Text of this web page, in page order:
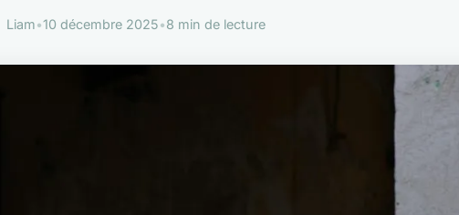
Liam•10 décembre 2025•8 min de lecture